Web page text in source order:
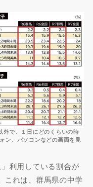
外で、１日にどのくらいの時
ン、パソコンなどの画面を見
利用している割合が
これは、群馬県の中学